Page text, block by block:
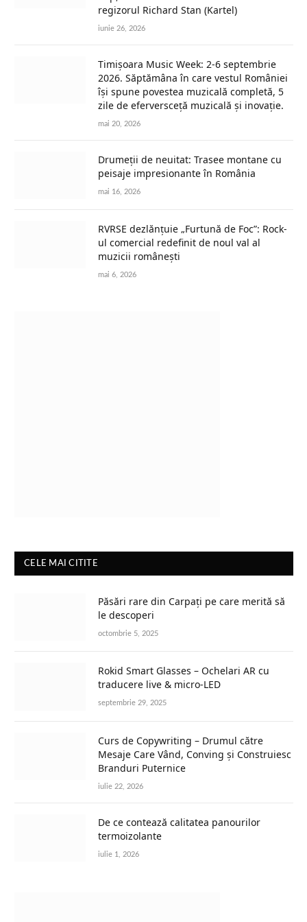
regizorul Richard Stan (Kartel)
iunie 26, 2026
Timișoara Music Week: 2-6 septembrie
2026. Săptămâna în care vestul României
își spune povestea muzicală completă, 5
zile de eferversceță muzicală și inovație.
mai 20, 2026
Drumeții de neuitat: Trasee montane cu
peisaje impresionante în România
mai 16, 2026
RVRSE dezlănțuie „Furtună de Foc”: Rock-
ul comercial redefinit de noul val al
muzicii românești
mai 6, 2026
CELE MAI CITITE
Păsări rare din Carpați pe care merită să
le descoperi
octombrie 5, 2025
Rokid Smart Glasses – Ochelari AR cu
traducere live & micro-LED
septembrie 29, 2025
Curs de Copywriting – Drumul către
Mesaje Care Vând, Conving și Construiesc
Branduri Puternice
iulie 22, 2026
De ce contează calitatea panourilor
termoizolante
iulie 1, 2026